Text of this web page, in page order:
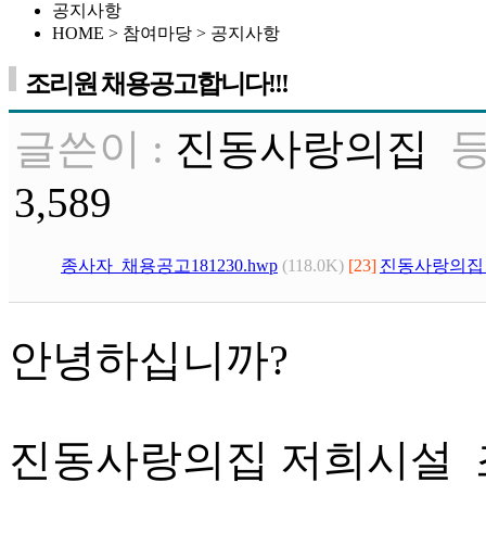
공지사항
HOME > 참여마당 > 공지사항
조리원 채용공고합니다!!!
글쓴이 : 진동사랑의집
3,589
종사자_채용공고181230.hwp (118.0K) [23] 진동사랑의
안녕하십니까?
진동사랑의집 저희시설